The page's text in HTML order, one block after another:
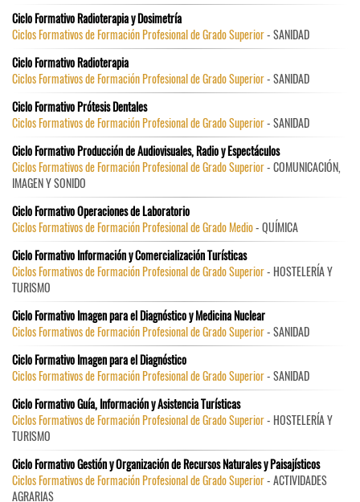
Ciclo Formativo Radioterapia y Dosimetría
Ciclos Formativos de Formación Profesional de Grado Superior- SANIDAD
Ciclo Formativo Radioterapia
Ciclos Formativos de Formación Profesional de Grado Superior- SANIDAD
Ciclo Formativo Prótesis Dentales
Ciclos Formativos de Formación Profesional de Grado Superior- SANIDAD
Ciclo Formativo Producción de Audiovisuales, Radio y Espectáculos
Ciclos Formativos de Formación Profesional de Grado Superior- COMUNICACIÓN,
IMAGEN Y SONIDO
Ciclo Formativo Operaciones de Laboratorio
Ciclos Formativos de Formación Profesional de Grado Medio- QUÍMICA
Ciclo Formativo Información y Comercialización Turísticas
Ciclos Formativos de Formación Profesional de Grado Superior- HOSTELERÍA Y
TURISMO
Ciclo Formativo Imagen para el Diagnóstico y Medicina Nuclear
Ciclos Formativos de Formación Profesional de Grado Superior- SANIDAD
Ciclo Formativo Imagen para el Diagnóstico
Ciclos Formativos de Formación Profesional de Grado Superior- SANIDAD
Ciclo Formativo Guía, Información y Asistencia Turísticas
Ciclos Formativos de Formación Profesional de Grado Superior- HOSTELERÍA Y
TURISMO
Ciclo Formativo Gestión y Organización de Recursos Naturales y Paisajísticos
Ciclos Formativos de Formación Profesional de Grado Superior- ACTIVIDADES
AGRARIAS